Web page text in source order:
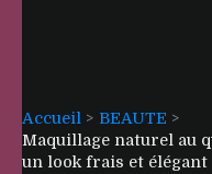
Accueil
BEAUTE
Maquillage naturel au
un look frais et élégant